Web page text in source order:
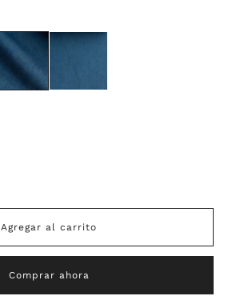
Agregar al carrito
Comprar ahora